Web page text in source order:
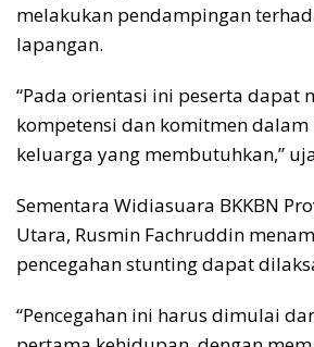
melakukan pendampingan
lapangan.
“Pada orientasi ini peserta dapat
kompetensi dan komitmen
keluarga yang membutuhkan,”
Sementara Widiasuara BKKBN
Utara, Rusmin Fachruddin
pencegahan stunting dapat
“Pencegahan ini harus dimulai